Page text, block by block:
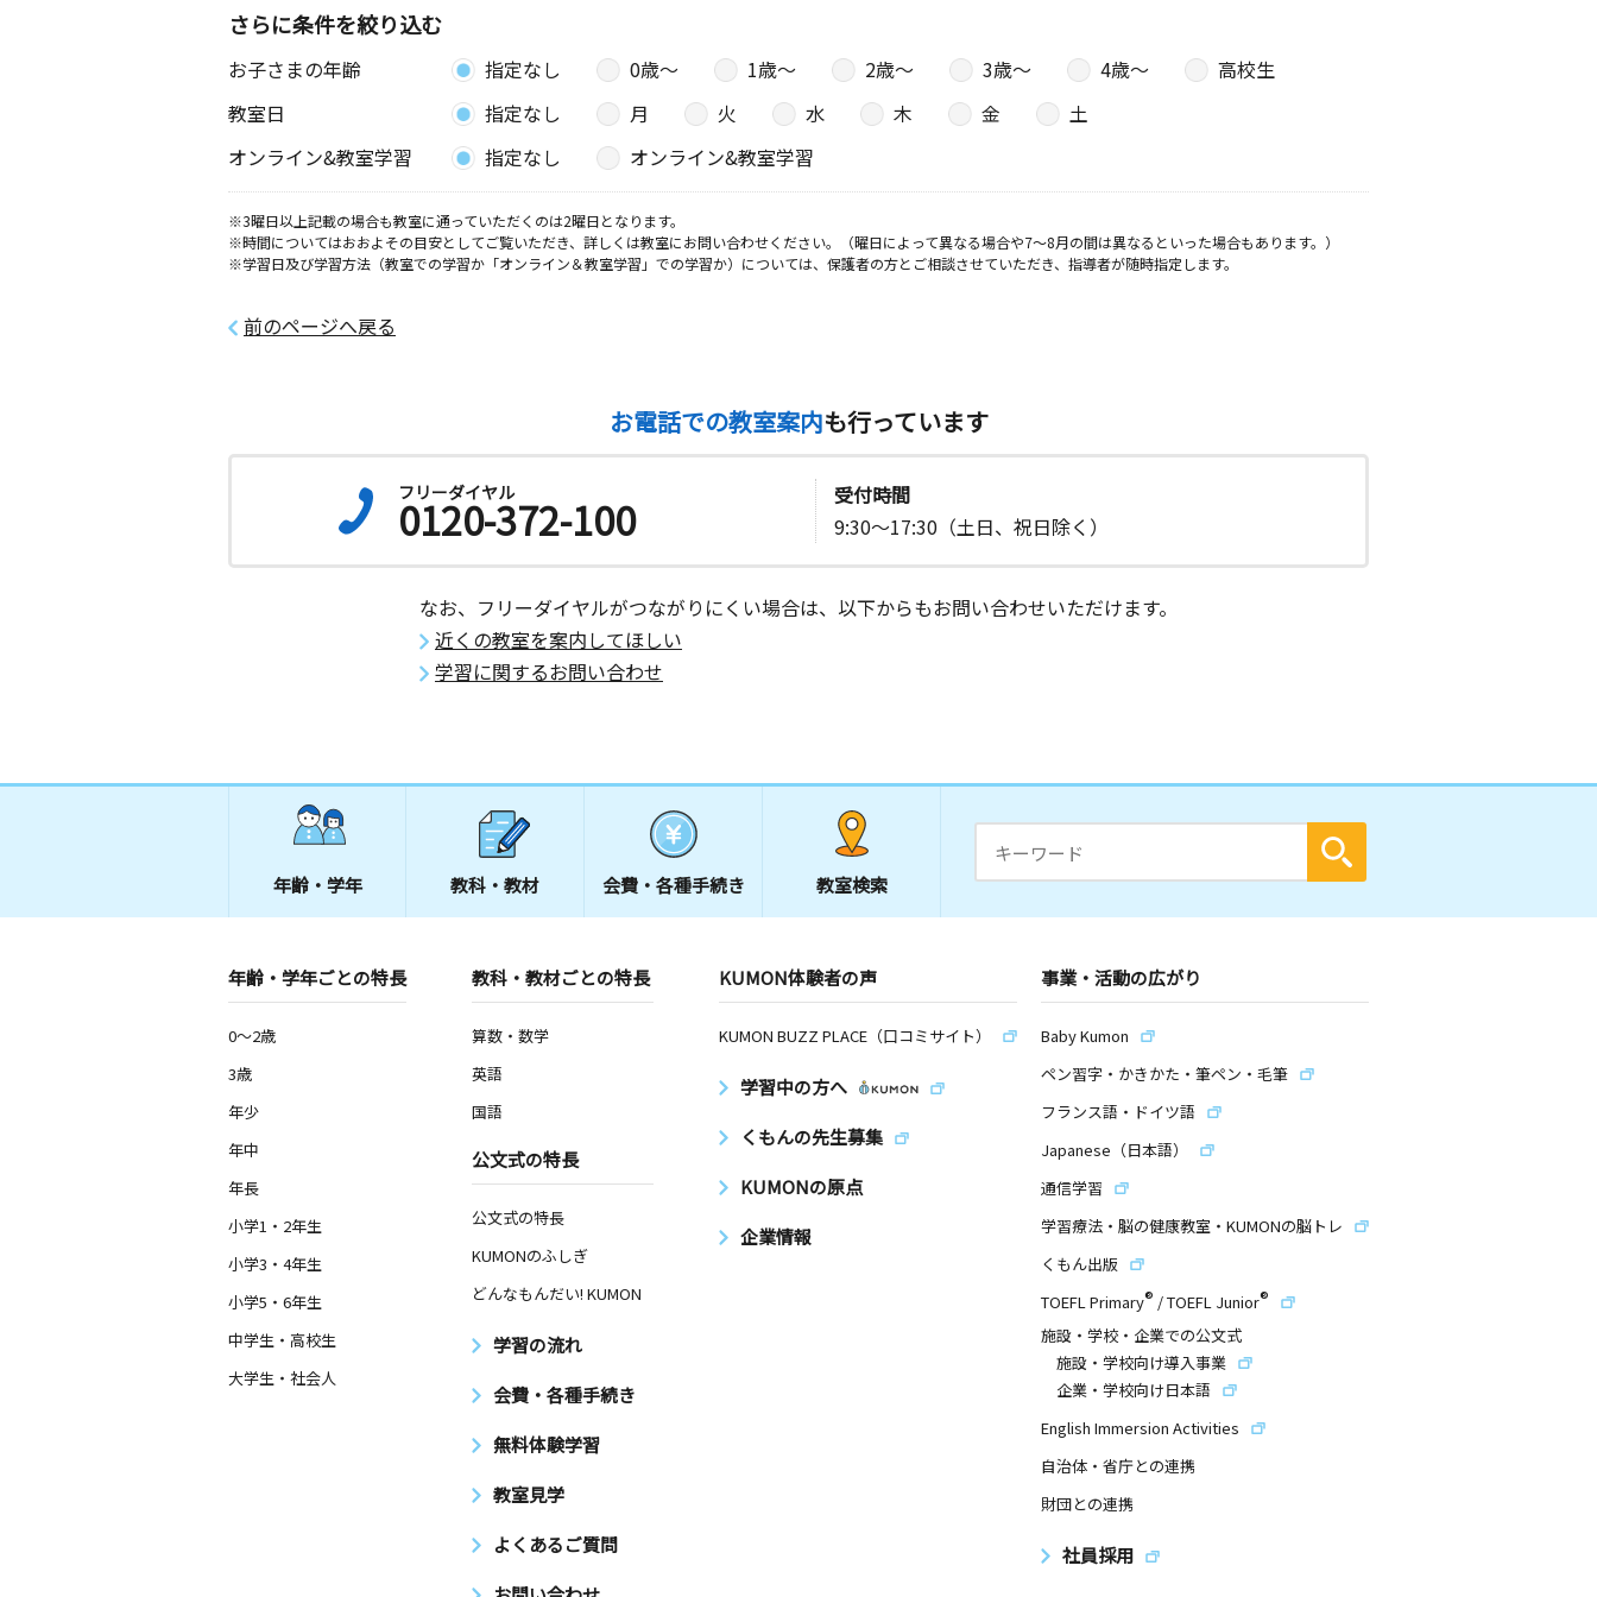
さらに条件を絞り込む
お子さまの年齢 指定なし 0歳〜 1歳〜 2歳〜 3歳〜 4歳〜
高校生
教室日
指定なし 月 火 水 木 金
土
オンライン&教室学習
指定なし オンライン&教室学習
※3曜日以上記載の場合も教室に通っていただくのは2曜日となります。
※時間についてはおおよその目安としてご覧いただき、詳しくは教室にお問い合わせください。（曜日によって異なる場合や7～8月の間は異なるといった場合もあります。）
※学習日及び学習方法（教室での学習か「オンライン＆教室学習」での学習か）については、保護者の方とご相談させていただき、指導者が随時指定します。
前のページへ戻る
お電話での教室案内も行っています
フリーダイヤル
0120-372-100
受付時間
9:30～17:30（土日、祝日除く）
なお、フリーダイヤルがつながりにくい場合は、以下からもお問い合わせいただけます。
近くの教室を案内してほしい
学習に関するお問い合わせ
年齢・学年 教科・教材 会費・ 各種手続き 教室検索
年齢・学年ごとの特長
0～2歳
3歳
年少
年中
年長
小学1・2年生
小学3・4年生
小学5・6年生
中学生・高校生
大学生・社会人
教科・教材ごとの特長
算数・数学
英語
国語
公文式の特長
公文式の特長
KUMONのふしぎ
どんなもんだい! KUMON
学習の流れ
会費・各種手続き
無料体験学習
教室見学
よくあるご質問
KUMON体験者の声
KUMON BUZZ PLACE（口コミサイト）
学習中の方へ
くもんの先生募集
KUMONの原点
企業情報
事業・活動の広がり
Baby Kumon
ペン習字・かきかた・筆ペン・毛筆
フランス語・ドイツ語
Japanese（日本語）
通信学習
学習療法・脳の健康教室・KUMONの脳トレ
くもん出版
TOEFL Primary® /TOEFL Junior®
施設・学校・企業での公文式
施設・学校向け導入事業
企業・学校向け日本語
English Immersion Activities
自治体・省庁との連携
財団との連携
社員採用